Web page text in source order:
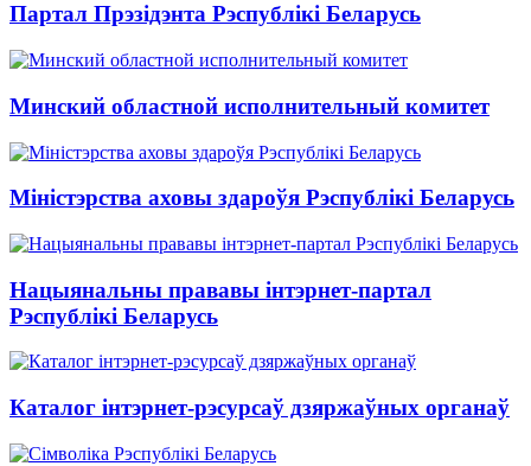
Партал Прэзідэнта Рэспублікі Беларусь
Минский областной исполнительный комитет
Міністэрства аховы здароўя Рэспублікі Беларусь
Нацыянальны прававы інтэрнет-партал
Рэспублікі Беларусь
Каталог інтэрнет-рэсурсаў дзяржаўных органаў